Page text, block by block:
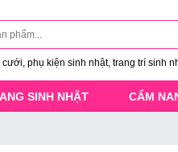
phụ kiện sinh nhật, trang trí sinh
SINH NHẬT CẨM